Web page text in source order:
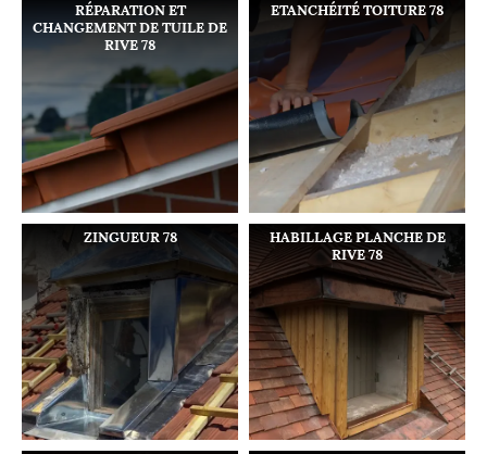
RÉPARATION ET
CHANGEMENT DE TUILE DE
RIVE 78
ETANCHÉITÉ TOITURE 78
ZINGUEUR 78
HABILLAGE PLANCHE DE
RIVE 78